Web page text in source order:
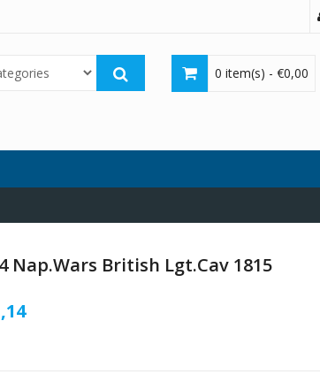
0 item(s) - €0,00
Nap.Wars British Lgt.Cav 1815
Il